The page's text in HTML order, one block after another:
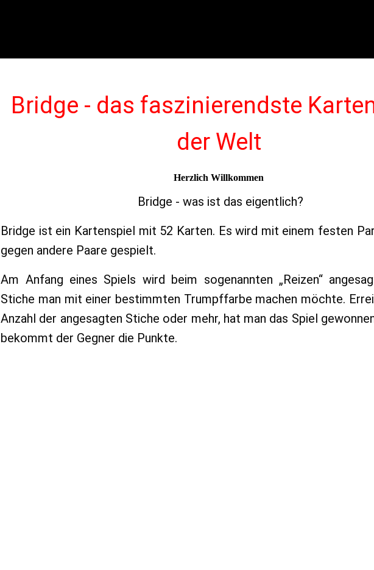
Bridge - das faszinierendste
der Welt
Herzlich Willkommen
Bridge - was ist das eigentlich?
Bridge ist ein Kartenspiel mit 52 Karten. Es wird mit einem festen
gegen andere Paare gespielt.
Am Anfang eines Spiels wird beim sogenannten „Reizen“
Stiche man mit einer bestimmten Trumpffarbe machen möchte.
Anzahl der angesagten Stiche oder mehr, hat man das Spiel
bekommt der Gegner die Punkte.